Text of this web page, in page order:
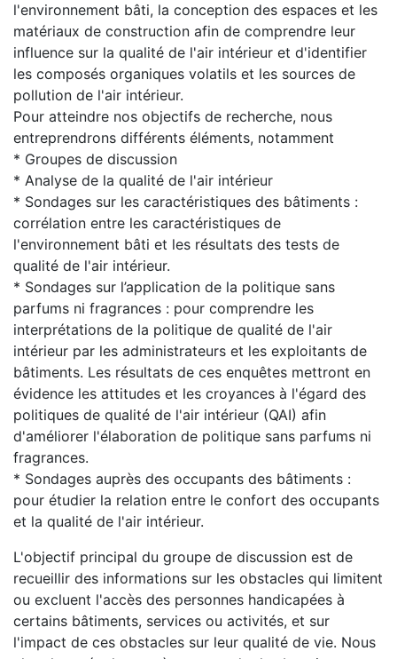
l'environnement bâti, la conception des espaces et les
matériaux de construction afin de comprendre leur
influence sur la qualité de l'air intérieur et d'identifier
les composés organiques volatils et les sources de
pollution de l'air intérieur.
Pour atteindre nos objectifs de recherche, nous
entreprendrons différents éléments, notamment
* Groupes de discussion
* Analyse de la qualité de l'air intérieur
* Sondages sur les caractéristiques des bâtiments :
corrélation entre les caractéristiques de
l'environnement bâti et les résultats des tests de
qualité de l'air intérieur.
* Sondages sur l’application de la politique sans
parfums ni fragrances : pour comprendre les
interprétations de la politique de qualité de l'air
intérieur par les administrateurs et les exploitants de
bâtiments. Les résultats de ces enquêtes mettront en
évidence les attitudes et les croyances à l'égard des
politiques de qualité de l'air intérieur (QAI) afin
d'améliorer l'élaboration de politique sans parfums ni
fragrances.
* Sondages auprès des occupants des bâtiments :
pour étudier la relation entre le confort des occupants
et la qualité de l'air intérieur.
L'objectif principal du groupe de discussion est de
recueillir des informations sur les obstacles qui limitent
ou excluent l'accès des personnes handicapées à
certains bâtiments, services ou activités, et sur
l'impact de ces obstacles sur leur qualité de vie. Nous